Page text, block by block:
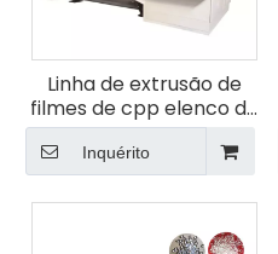
Linha de extrusão de
filmes de cpp elenco da
Jwell Company
Inquérito